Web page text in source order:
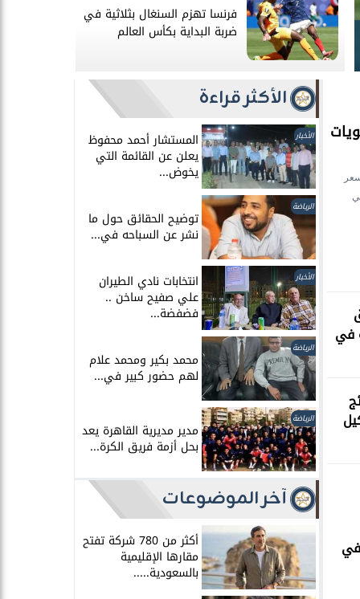
فرنسا تهزم السنغال بثلاثية
فرنسا تهزم السنغال بثلاثية في
ضربة البداية بكأس العالم
منتخب مصر يعلن القائمة المبدئية
لكأس العالم
الأهلي يفوز على الزمالك بثلاث
أهداف نظيفة ويشغل الدورى
في
في
في
الأكثر قراءة
الأخبار المستشار أحمد محفوظ
يعلن عن القائمة التي
يخوض...
الرياضة
توضيح الحقائق حول ما
نشر عن السباحه في...
الأخبار انتخابات نادي الطيران
علي صفيح ساخن ..
فضفضة...
الرياضة
محمد بكير ومحمد علام
لهم حضور كبير في...
الرياضة
مدير مديرية القاهرة يعد
بحل أزمة فريق الكرة...
آخر الموضوعات
أكثر من 780 شركة تفتح
مقارها الإقليمية
بالسعودية.....